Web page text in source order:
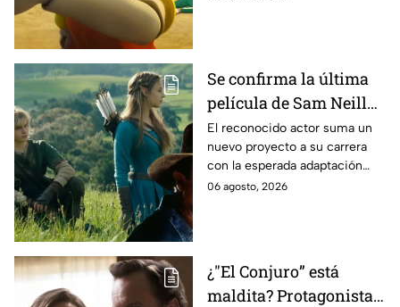
Se confirma la última
película de Sam Neill
antes de morir: esto es
lo que se sabe hasta
ahora
El reconocido actor suma un
nuevo proyecto a su carrera
con la esperada adaptación
cinematográfica del popular
06 agosto, 2026
¿"El Conjuro” está
maldita? Protagonista